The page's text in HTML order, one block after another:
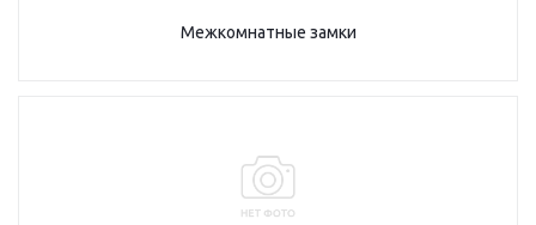
Межкомнатные замки